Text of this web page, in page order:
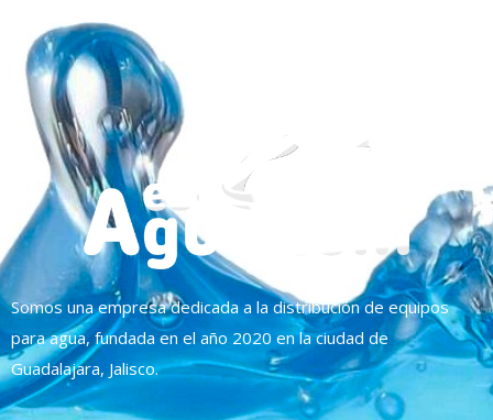
Somos una empresa dedicada a la distribución de equipos
para agua, fundada en el año 2020 en la ciudad de
Guadalajara, Jalisco.